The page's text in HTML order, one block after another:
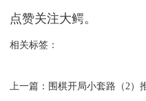
点赞关注大鳄。
相关标签：
上一篇： 围棋开局小套路（2）